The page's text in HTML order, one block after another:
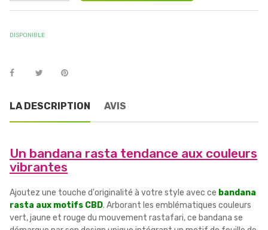
DISPONIBLE
LA DESCRIPTION AVIS
Un bandana rasta tendance aux couleurs
vibrantes
Ajoutez une touche d'originalité à votre style avec ce bandana
rasta aux motifs CBD. Arborant les emblématiques couleurs
vert, jaune et rouge du mouvement rastafari, ce bandana se